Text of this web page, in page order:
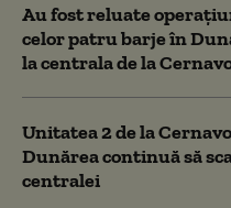
Au fost reluate
celor patru barje în
la centrala de la
Unitatea 2 de la
Dunărea continuă să
centralei